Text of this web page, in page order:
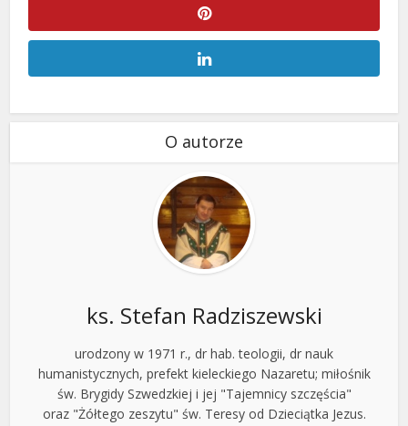
O autorze
ks. Stefan Radziszewski
urodzony w 1971 r., dr hab. teologii, dr nauk
humanistycznych, prefekt kieleckiego Nazaretu; miłośnik
św. Brygidy Szwedzkiej i jej "Tajemnicy szczęścia"
oraz "Żółtego zeszytu" św. Teresy od Dzieciątka Jezus.